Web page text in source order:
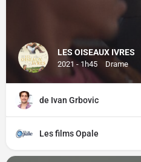
LES OISEAUX IVRES
2021 - 1h45 Drame
de Ivan Grbovic
Les films Opale